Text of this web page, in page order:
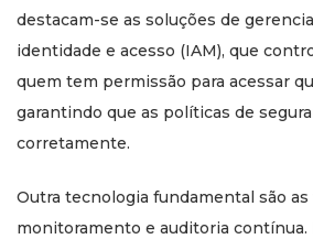
destacam-se as soluções de
identidade e acesso (IAM), que
quem tem permissão para acessar
garantindo que as políticas de
corretamente.
Outra tecnologia fundamental são
monitoramento e auditoria contínua.